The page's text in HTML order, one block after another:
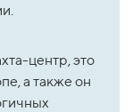
центр, это
а также он